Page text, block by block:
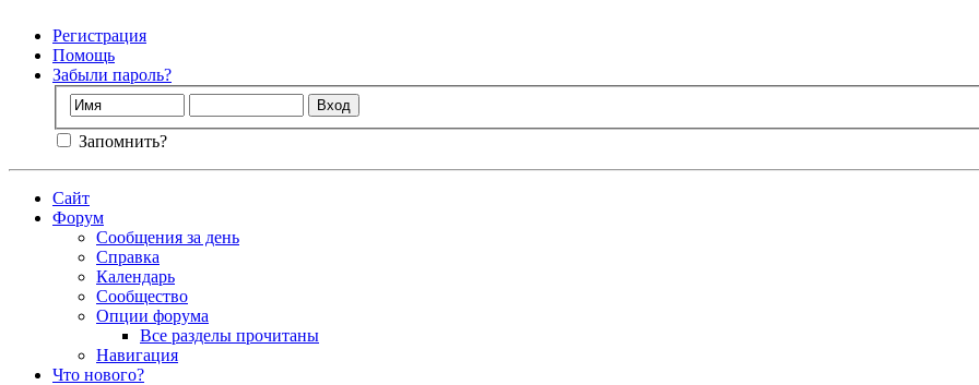
Регистрация
Помощь
Забыли пароль?
Запомнить?
Сайт
Форум
Сообщения за день
Справка
Календарь
Сообщество
Опции форума
Все разделы прочитаны
Навигация
Что нового?